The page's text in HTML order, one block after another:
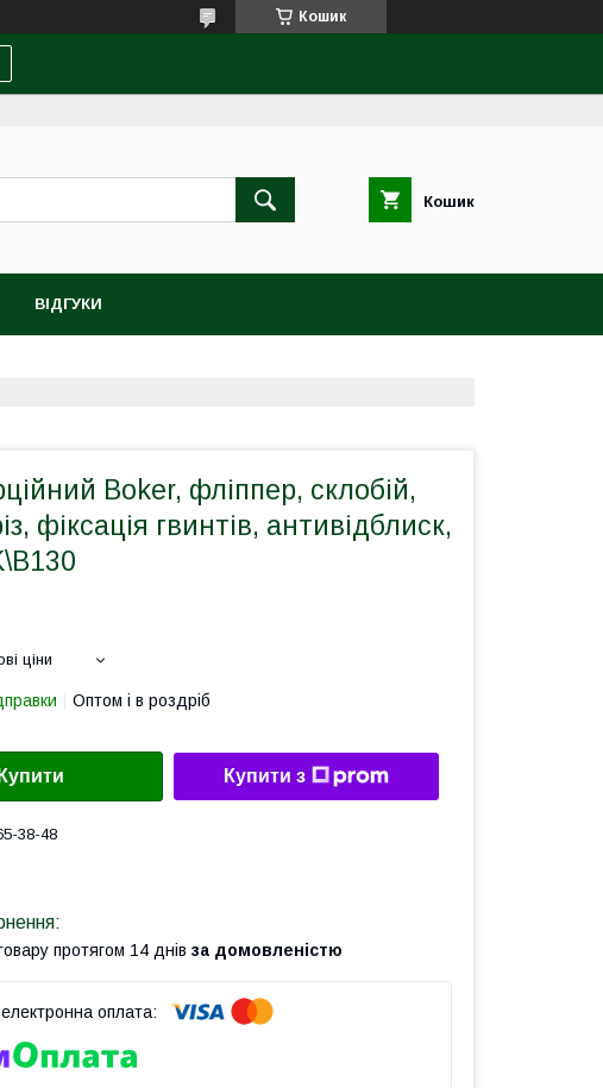
Кошик
Кошик
ВІДГУКИ
Boker, фліппер, склобій,
фіксація гвинтів, антивідблиск,
ціни
Оптом і в роздріб
Купити Купити з
38-48
протягом 14 днів за домовленістю